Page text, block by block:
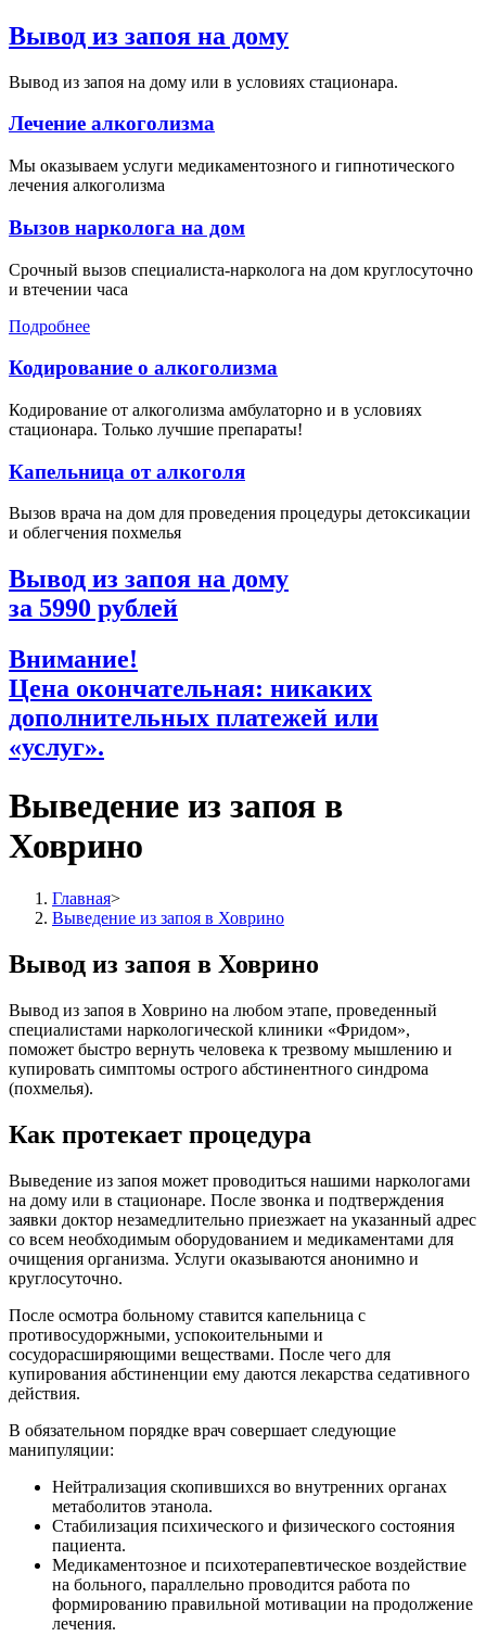
Вывод из запоя на дому
Вывод из запоя на дому или в условиях стационара.
Лечение алкоголизма
Мы оказываем услуги медикаментозного и гипнотического
лечения алкоголизма
Вызов нарколога на дом
Срочный вызов специалиста-нарколога на дом круглосуточно
и втечении часа
Подробнее
Кодирование о алкоголизма
Кодирование от алкоголизма амбулаторно и в условиях
стационара. Только лучшие препараты!
Капельница от алкоголя
Вызов врача на дом для проведения процедуры детоксикации
и облегчения похмелья
Вывод из запоя на дому
за 5990 рублей
Внимание!
Цена окончательная: никаких
дополнительных платежей или
«услуг».
Выведение из запоя в
Ховрино
Главная>
Выведение из запоя в Ховрино
Вывод из запоя в Ховрино
Вывод из запоя в Ховрино на любом этапе, проведенный
специалистами наркологической клиники «Фридом»,
поможет быстро вернуть человека к трезвому мышлению и
купировать симптомы острого абстинентного синдрома
(похмелья).
Как протекает процедура
Выведение из запоя может проводиться нашими наркологами
на дому или в стационаре. После звонка и подтверждения
заявки доктор незамедлительно приезжает на указанный адрес
со всем необходимым оборудованием и медикаментами для
очищения организма. Услуги оказываются анонимно и
круглосуточно.
После осмотра больному ставится капельница с
противосудоржными, успокоительными и
сосудорасширяющими веществами. После чего для
купирования абстиненции ему даются лекарства седативного
действия.
В обязательном порядке врач совершает следующие
манипуляции:
Нейтрализация скопившихся во внутренних органах
метаболитов этанола.
Стабилизация психического и физического состояния
пациента.
Медикаментозное и психотерапевтическое воздействие
на больного, параллельно проводится работа по
формированию правильной мотивации на продолжение
лечения.